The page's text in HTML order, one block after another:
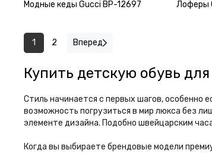
Модные кеды Gucci BP-12697
Лоферы
1 2 Вперед
Купить детскую обувь
Стиль начинается с первых шагов, особенно
возможность погрузиться в мир люкса без
элементе дизайна. Подобно швейцарским
Когда вы выбираете брендовые модели